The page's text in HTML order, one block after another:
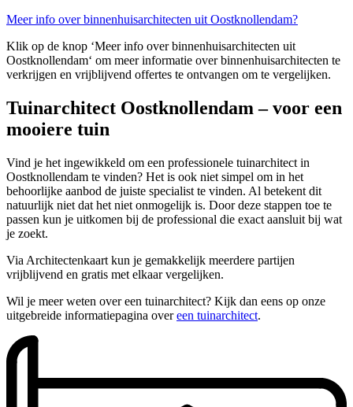
Meer info over binnenhuisarchitecten uit Oostknollendam?
Klik op de knop ‘Meer info over binnenhuisarchitecten uit
Oostknollendam‘ om meer informatie over binnenhuisarchitecten te
verkrijgen en vrijblijvend offertes te ontvangen om te vergelijken.
Tuinarchitect Oostknollendam – voor een
mooiere tuin
Vind je het ingewikkeld om een professionele tuinarchitect in
Oostknollendam te vinden? Het is ook niet simpel om in het
behoorlijke aanbod de juiste specialist te vinden. Al betekent dit
natuurlijk niet dat het niet onmogelijk is. Door deze stappen toe te
passen kun je uitkomen bij de professional die exact aansluit bij wat
je zoekt.
Via Architectenkaart kun je gemakkelijk meerdere partijen
vrijblijvend en gratis met elkaar vergelijken.
Wil je meer weten over een tuinarchitect? Kijk dan eens op onze
uitgebreide informatiepagina overeen tuinarchitect.